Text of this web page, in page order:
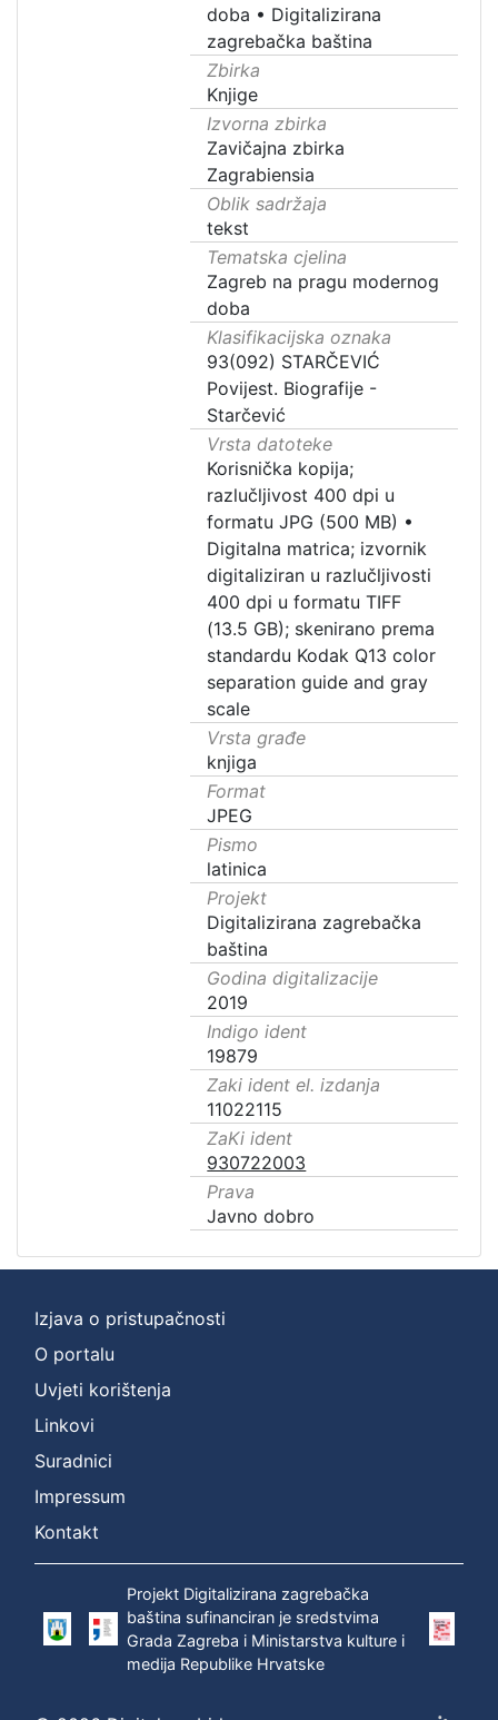
doba • Digitalizirana
zagrebačka baština
Zbirka
Knjige
Izvorna zbirka
Zavičajna zbirka
Zagrabiensia
Oblik sadržaja
tekst
Tematska cjelina
Zagreb na pragu modernog
doba
Klasifikacijska oznaka
93(092) STARČEVIĆ
Povijest. Biografije -
Starčević
Vrsta datoteke
Korisnička kopija;
razlučljivost 400 dpi u
formatu JPG (500 MB) •
Digitalna matrica; izvornik
digitaliziran u razlučljivosti
400 dpi u formatu TIFF
(13.5 GB); skenirano prema
standardu Kodak Q13 color
separation guide and gray
scale
Vrsta građe
knjiga
Format
JPEG
Pismo
latinica
Projekt
Digitalizirana zagrebačka
baština
Godina digitalizacije
2019
Indigo ident
19879
Zaki ident el. izdanja
11022115
ZaKi ident
930722003
Prava
Javno dobro
Izjava o pristupačnosti
O portalu
Uvjeti korištenja
Linkovi
Suradnici
Impressum
Kontakt
Projekt Digitalizirana zagrebačka
baština sufinanciran je sredstvima
Grada Zagreba i Ministarstva kulture i
medija Republike Hrvatske